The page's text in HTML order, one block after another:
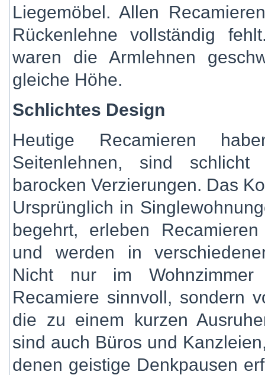
Liegemöbel. Allen
Rückenlehne vollständig
waren die Armlehnen
gleiche Höhe.
Schlichtes Design
Heutige Recamieren
Seitenlehnen, sind
barocken Verzierungen. Das
Ursprünglich in
begehrt, erleben
und werden in
Nicht nur im
Recamiere sinnvoll, sondern
die zu einem kurzen
sind auch Büros und
denen geistige Denkpausen